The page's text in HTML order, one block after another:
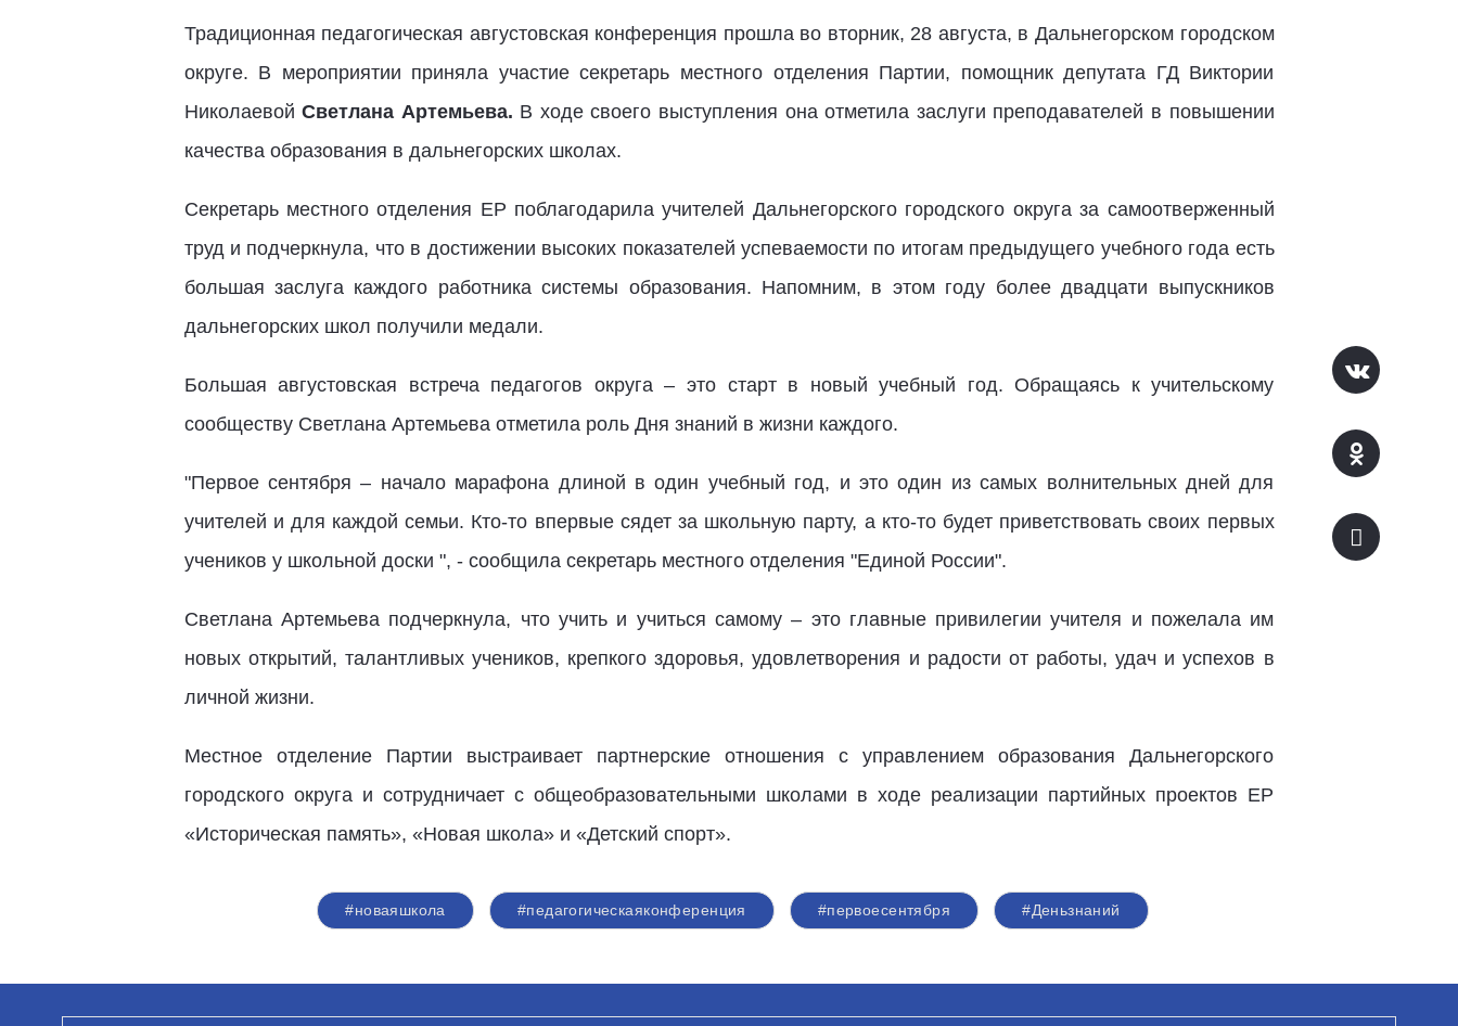
Традиционная педагогическая августовская конференция прошла во вторник, 28 августа, в Дальнегорском городском
округе. В мероприятии приняла участие секретарь местного отделения Партии, помощник депутата ГД Виктории
НиколаевойСветлана Артемьева. В ходе своего выступления она отметила заслуги преподавателей в повышении
качества образования в дальнегорских школах.
Секретарь местного отделения ЕР поблагодарила учителей Дальнегорского городского округа за самоотверженный
труд и подчеркнула, что в достижении высоких показателей успеваемости по итогам предыдущего учебного года есть
большая заслуга каждого работника системы образования. Напомним, в этом году более двадцати выпускников
дальнегорских школ получили медали.
Большая августовская встреча педагогов округа – это старт в новый учебный год. Обращаясь к учительскому
сообществу Светлана Артемьева отметила роль Дня знаний в жизни каждого.
"Первое сентября – начало марафона длиной в один учебный год, и это один из самых волнительных дней для
учителей и для каждой семьи. Кто-то впервые сядет за школьную парту, а кто-то будет приветствовать своих первых
учеников у школьной доски ", - сообщила секретарь местного отделения "Единой России".
Светлана Артемьева подчеркнула, что учить и учиться самому – это главные привилегии учителя и пожелала им
новых открытий, талантливых учеников, крепкого здоровья, удовлетворения и радости от работы, удач и успехов в
личной жизни.
Местное отделение Партии выстраивает партнерские отношения с управлением образования Дальнегорского
городского округа и сотрудничает с общеобразовательными школами в ходе реализации партийных проектов ЕР
«Историческая память», «Новая школа» и «Детский спорт».
#новаяшкола #педагогическаяконференция #первоесентября #Деньзнаний